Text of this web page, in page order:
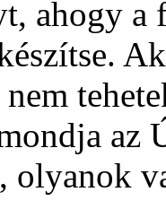
ahogy a
az
olyanok